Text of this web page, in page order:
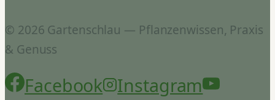
© 2026 Gartenschlau — Pflanzenwissen, Praxis
& Genuss
Facebook
Instagram